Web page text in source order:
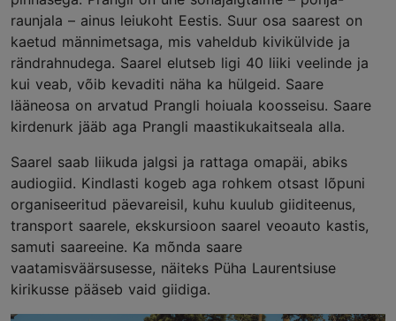
raunjala – ainus leiukoht Eestis. Suur osa saarest on
kaetud männimetsaga, mis vaheldub kivikülvide ja
rändrahnudega. Saarel elutseb ligi 40 liiki veelinde ja
kui veab, võib kevaditi näha ka hülgeid. Saare
lääneosa on arvatud Prangli hoiuala koosseisu. Saare
kirdenurk jääb aga Prangli maastikukaitseala alla.
Saarel saab liikuda jalgsi ja rattaga omapäi, abiks
audiogiid. Kindlasti kogeb aga rohkem otsast lõpuni
organiseeritud päevareisil, kuhu kuulub giiditeenus,
transport saarele, ekskursioon saarel veoauto kastis,
samuti saareeine. Ka mõnda saare
vaatamisväärsusesse, näiteks Püha Laurentsiuse
kirikusse pääseb vaid giidiga.